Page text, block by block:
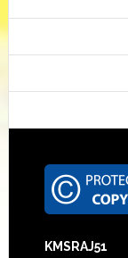
Footer
KMSRAJ51